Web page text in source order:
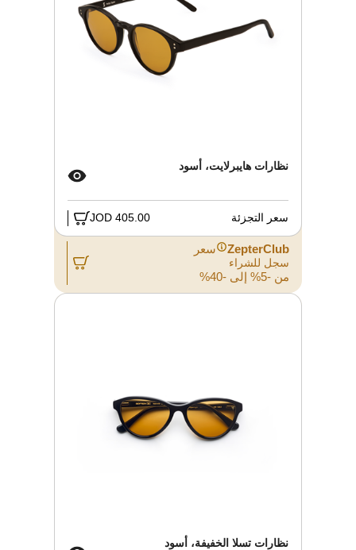
نظارات هايبرلايت، أسود
سعر التجزئة 405.00 JOD
ZepterClub سعر
سجل للشراء
من -5% إلى -40%
نظارات تسلا الخفيفة، أسود